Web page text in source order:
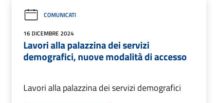
COMUNICATI
16 DICEMBRE 2024
Lavori alla palazzina dei servizi
demografici, nuove modalità di accesso
Lavori alla palazzina dei servizi demografici